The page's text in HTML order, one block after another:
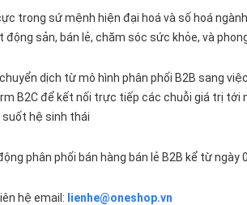
trong sứ mệnh hiện đại hoá và số hoá
sản, bán lẻ, chăm sóc sức khỏe, và
dịch từ mô hình phân phối B2B sang
B2C để kết nối trực tiếp các chuỗi giá trị tới
suốt hệ sinh thái
phân phối bán hàng bán lẻ B2B kể từ ngày
hệ email: lienhe@oneshop.vn